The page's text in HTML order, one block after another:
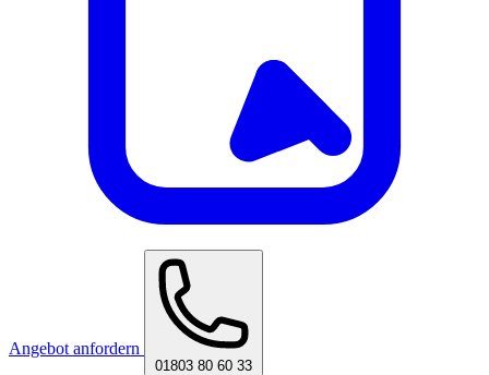
Angebot anfordern
01803 80 60 33